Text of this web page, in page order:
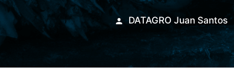
Publicado
DATAGRO Juan Santos